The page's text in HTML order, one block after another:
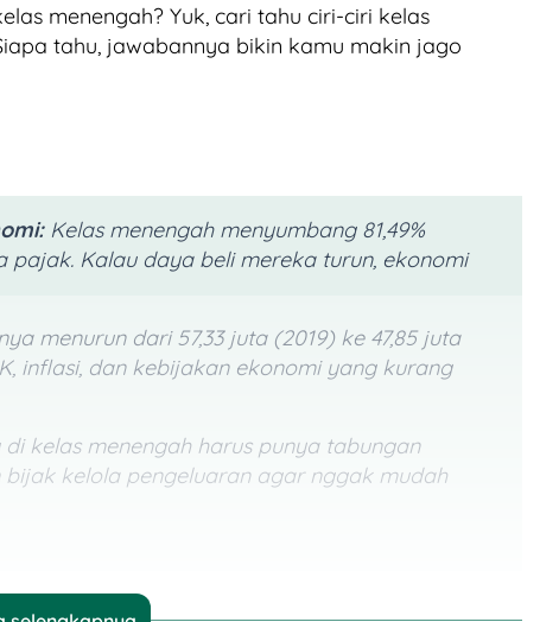
menengah? Yuk, cari tahu ciri-ciri kelas
tahu, jawabannya bikin kamu makin jago
Kelas menengah menyumbang 81,49%
pajak. Kalau daya beli mereka turun, ekonomi
menurun dari 57,33 juta (2019) ke 47,85 juta
inflasi, dan kebijakan ekonomi yang kurang
di kelas menengah harus punya tabungan
kelola pengeluaran agar nggak mudah